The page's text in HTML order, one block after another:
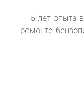
5 лет опыта в
ремонте